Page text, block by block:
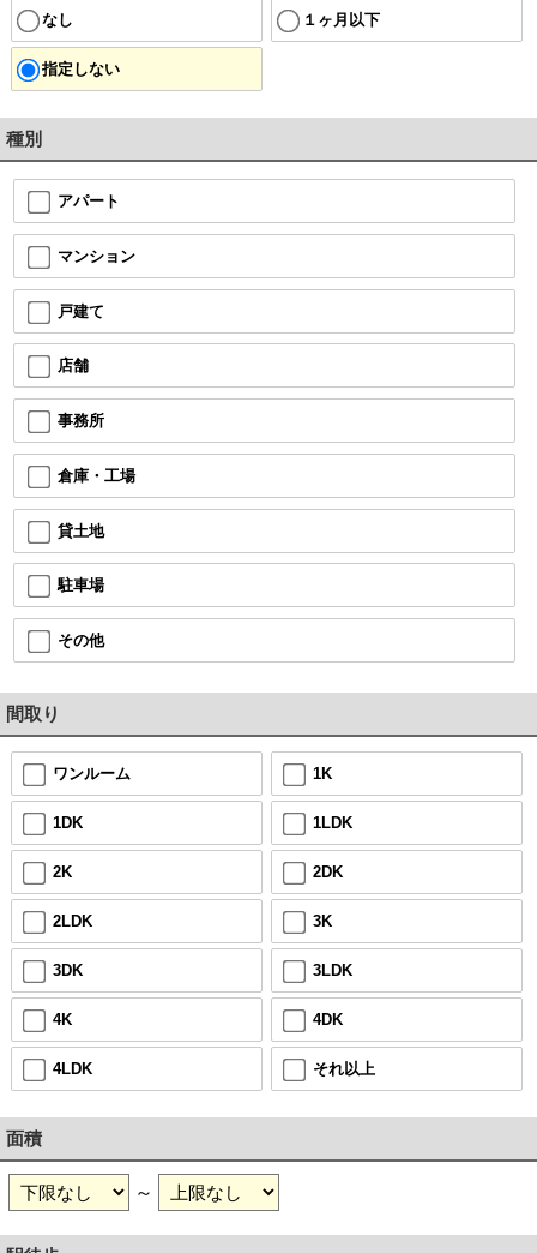
なし １ヶ月以下
指定しない
種別
アパート
マンション
戸建て
店舗
事務所
倉庫・工場
貸土地
駐車場
その他
間取り
ワンルーム 1K
1DK 1LDK
2K 2DK
2LDK 3K
3DK 3LDK
4K 4DK
4LDK それ以上
面積
～